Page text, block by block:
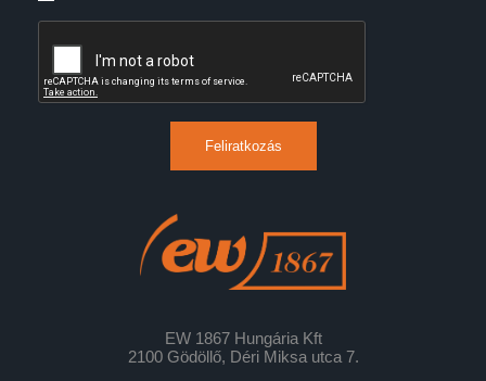
Feliratkozás
EW 1867 Hungária Kft
2100 Gödöllő, Déri Miksa utca 7.